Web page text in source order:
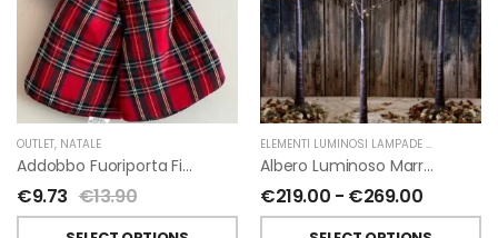
OUTLET, NATALE
Addobbo Fuoriporta Fiocco In Velluto Rosso O In Tartan
€9.73 €13.90
ELEMENTI LUMINOSI LAMPADE E LED
Albero Luminoso Marrone Interno-Esterno Di Fiorirà Un Giardino
€219.00 - €269.00